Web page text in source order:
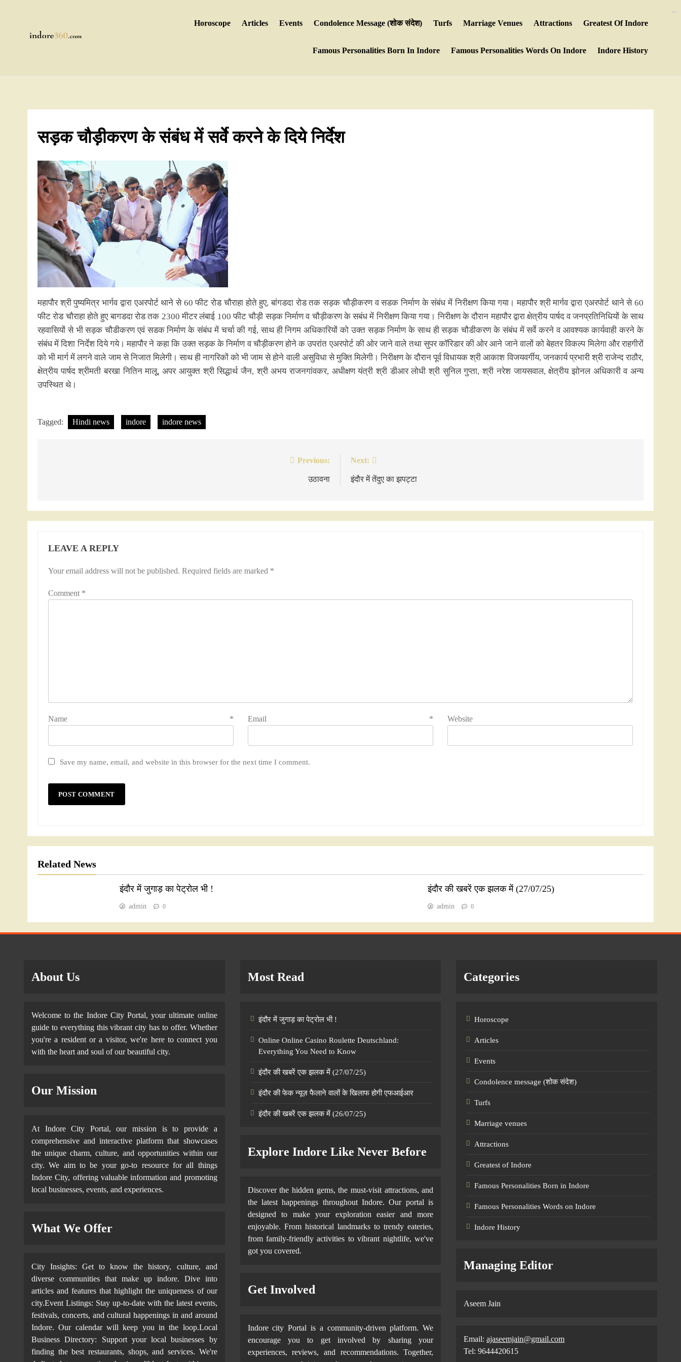
Horoscope Articles Events Condolence Message (शोक संदेश) Turfs Marriage Venues Attractions Greatest Of Indore
Famous Personalities Born In Indore Famous Personalities Words On Indore Indore History
सड़क चौड़ीकरण के संबंध में सर्वे करने के दिये निर्देश
महापौर श्री पुष्यमित्र भार्गव द्वारा एअरपोर्ट थाने से 60 फीट रोड चौराहा होते हुए, बांगडदा रोड तक सड़क चौड़ीकरण व सडक निर्माण के संबंध में निरीक्षण किया गया। महापौर श्री मार्गव द्वारा एअरपोर्ट थाने से 60
फीट रोड चौराहा होते हुए बागडदा रोड तक 2300 मीटर लंबाई 100 फीट चौड़ी सड़क निर्माण व चौड़ीकरण के सबंध में निरीक्षण किया गया। निरीक्षण के दौरान महापौर द्वारा क्षेत्रीय पार्षद व जनप्रतिनिधियों के साथ
रहवासियों से भी सड़क चौडीकरण एवं सडक निर्माण के संबंध में चर्चा की गई, साथ ही निगम अधिकारियों को उक्त सड़क निर्माण के साथ ही सड़क चौडीकरण के संबंध में सर्वे करने व आवश्यक कार्यवाही करने के
संबंध में दिशा निर्देश दिये गये। महापौर ने कहा कि उक्त सड़क के निर्माण व चौड़ीकरण होने क उपरांत एअरपोर्ट की ओर जाने वाले तथा सुपर कॉरिडार की ओर आने जाने वालों को बेहतर विकल्प मिलेगा और राहगीरों
को भी मार्ग में लगने वाले जाम से निजात मिलेगी। साथ ही नागरिकों को भी जाम से होने वाली असुविधा से मुक्ति मिलेगी। निरीक्षण के दौरान पूर्व विधायक श्री आकाश विजयवर्गीय, जनकार्य प्रभारी श्री राजेन्द राठौर,
क्षेत्रीय पार्षद श्रीमती बरखा नितिन मालू, अपर आयुक्त श्री सिद्धार्थ जैन, श्री अभय राजनगांवकर, अधीक्षण यंत्री श्री डीआर लोधी श्री सुनिल गुप्ता, श्री नरेश जायसवाल, क्षेत्रीय झोनल अधिकारी व अन्य
उपस्थित थे।
Tagged: Hindi news indore indore news
Previous:
उठावना
Next:
इंदौर में तेंदुए का झपट्टा
LEAVE A REPLY
Your email address will not be published. Required fields are marked *
Comment *
Name * Email * Website
Save my name, email, and website in this browser for the next time I comment.
Related News
इंदौर में जुगाड़ का पेट्रोल भी !
admin 0
इंदौर की खबरें एक झलक में (27/07/25)
admin 0
About Us
Welcome to the Indore City Portal, your ultimate online
guide to everything this vibrant city has to offer. Whether
you're a resident or a visitor, we're here to connect you
with the heart and soul of our beautiful city.
Our Mission
At Indore City Portal, our mission is to provide a
comprehensive and interactive platform that showcases
the unique charm, culture, and opportunities within our
city. We aim to be your go-to resource for all things
Indore City, offering valuable information and promoting
local businesses, events, and experiences.
What We Offer
City Insights: Get to know the history, culture, and
diverse communities that make up indore. Dive into
articles and features that highlight the uniqueness of our
city.Event Listings: Stay up-to-date with the latest events,
festivals, concerts, and cultural happenings in and around
Indore. Our calendar will keep you in the loop.Local
Business Directory: Support your local businesses by
finding the best restaurants, shops, and services. We're
Most Read
इंदौर में जुगाड़ का पेट्रोल भी !
Online Online Casino Roulette Deutschland:
Everything You Need to Know
इंदौर की खबरें एक झलक में (27/07/25)
इंदौर की फेक न्यूज़ फैलाने वालों के खिलाफ होगी एफआईआर
इंदौर की खबरें एक झलक में (26/07/25)
Explore Indore Like Never Before
Discover the hidden gems, the must-visit attractions, and
the latest happenings throughout Indore. Our portal is
designed to make your exploration easier and more
enjoyable. From historical landmarks to trendy eateries,
from family-friendly activities to vibrant nightlife, we've
got you covered.
Get Involved
Indore city Portal is a community-driven platform. We
encourage you to get involved by sharing your
experiences, reviews, and recommendations. Together,
Categories
Horoscope
Articles
Events
Condolence message (शोक संदेश)
Turfs
Marriage venues
Attractions
Greatest of Indore
Famous Personalities Born in Indore
Famous Personalities Words on Indore
Indore History
Managing Editor
Aseem Jain
Email:ajaseemjain@gmail.com
Tel: 9644420615